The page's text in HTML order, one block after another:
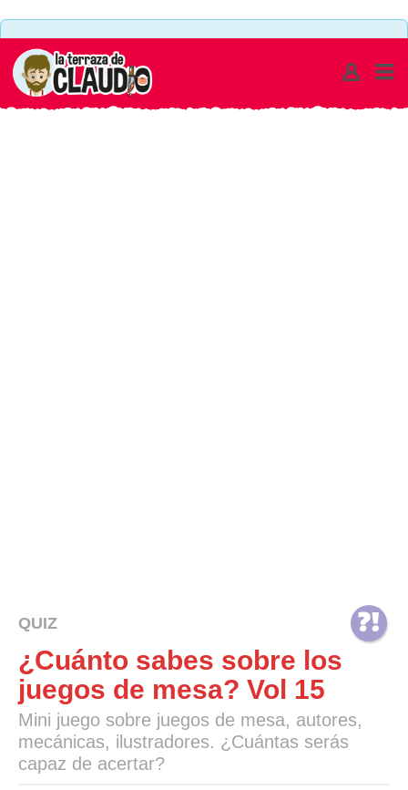
There are no ads set to this area or maximum limit of
ads on a single page has been reached
QUIZ
¿Cuánto sabes sobre los
juegos de mesa? Vol 15
Mini juego sobre juegos de mesa, autores,
mecánicas, ilustradores. ¿Cuántas serás
capaz de acertar?